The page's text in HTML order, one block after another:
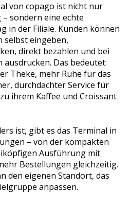
von copago ist nicht nur
sondern eine echte
in der Filiale. Kunden können
selbst eingeben,
direkt bezahlen und bei
Das bedeutet:
Theke, mehr Ruhe für das
durchdachter Service für
ihrem Kaffee und Croissant
ist, gibt es das Terminal in
– von der kompakten
Ausführung mit
Bestellungen gleichzeitig.
den eigenen Standort, das
anpassen.